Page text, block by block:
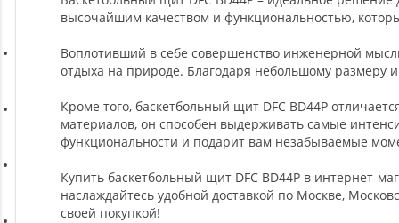
Прочее оборудование (пьедесталы и скамьи для раздевалок)
Ремни, Пояса и Упряжи
Сапборды
Волейбол
высочайшим качеством и функциональностью,
Воплотивший в себе совершенство инженерной
отдыха на природе. Благодаря небольшому размеру
Кроме того, баскетбольный щит DFC BD44P
материалов, он способен выдерживать самые
функциональности и подарит вам незабываемые
Купить баскетбольный щит DFC BD44P в интернет-
наслаждайтесь удобной доставкой по Москве,
своей покупкой!